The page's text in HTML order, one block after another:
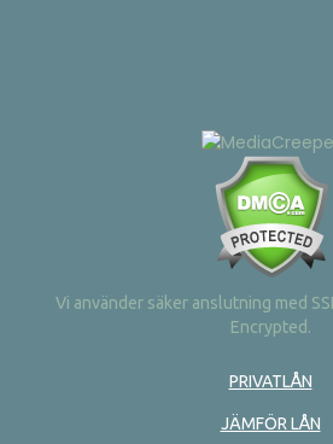
Vi använder säker anslutning med
Encrypted.
PRIVATLÅN
JÄMFÖR LÅN